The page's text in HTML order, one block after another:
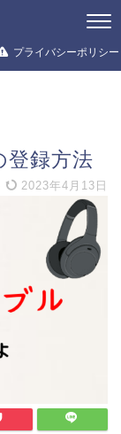
プライバシーポリシー
登録方法
2023年4月13日